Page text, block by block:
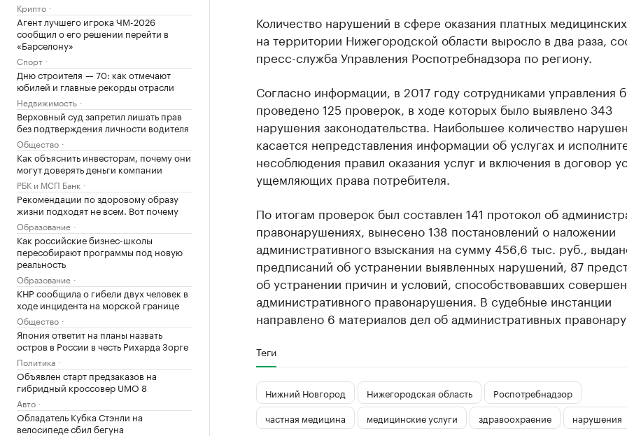
Крипто
Агент лучшего игрока ЧМ-2026
сообщил о его решении перейти в
«Барселону»
Спорт
Дню строителя — 70: как отмечают
юбилей и главные рекорды отрасли
Недвижимость
Верховный суд запретил лишать прав
без подтверждения личности водителя
Общество
Как объяснить инвесторам, почему они
могут доверять деньги компании
РБК и МСП Банк
Рекомендации по здоровому образу
жизни подходят не всем. Вот почему
Образование
Как российские бизнес-школы
пересобирают программы под новую
реальность
Образование
КНР сообщила о гибели двух человек в
ходе инцидента на морской границе
Общество
Япония ответит на планы назвать
остров в России в честь Рихарда Зорге
Политика
Объявлен старт предзаказов на
гибридный кроссовер UMO 8
Авто
Обладатель Кубка Стэнли на
велосипеде сбил бегуна
Количество нарушений в сфере оказания платных
на территории Нижегородской области выросло в два раза,
пресс-служба Управления Роспотребнадзора по региону.
Согласно информации, в 2017 году сотрудниками управления
проведено 125 проверок, в ходе которых было выявлено 343
нарушения законодательства. Наибольшее количество
касается непредставления информации об услугах и
несоблюдения правил оказания услуг и включения в договор
ущемляющих права потребителя.
По итогам проверок был составлен 141 протокол об
правонарушениях, вынесено 138 постановлений о наложении
административного взыскания на сумму 456,6 тыс. руб.,
предписаний об устранении выявленных нарушений, 87
об устранении причин и условий, способствовавших
административного правонарушения. В судебные инстанции
направлено 6 материалов дел об административных
Теги
Нижний Новгород Нижегородская область
Роспотребнадзор
частная медицина
медицинские услуги здравоохраение нарушения